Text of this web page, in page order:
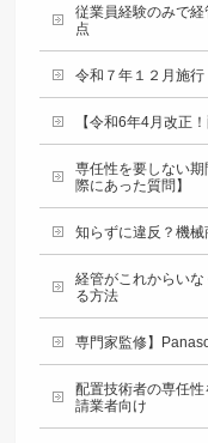
従業員経験のみで
点
令和７年１２月施
【令和6年4月改正
専任性を要しない
際にあった質問】
知らずに違反？機
経管がこれからい
る方法
専門家監修】
配置技術者の専任
請業者向け